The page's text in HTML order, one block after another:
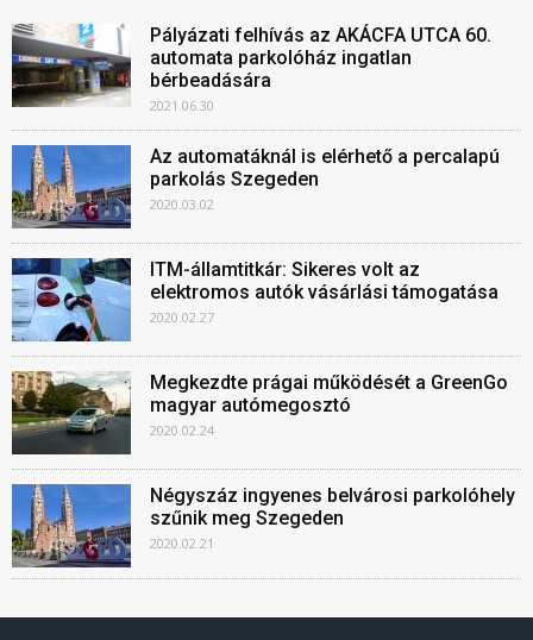
Pályázati felhívás az AKÁCFA UTCA 60.
automata parkolóház ingatlan
bérbeadására
2021.06.30
Az automatáknál is elérhető a percalapú
parkolás Szegeden
2020.03.02
ITM-államtitkár: Sikeres volt az
elektromos autók vásárlási támogatása
2020.02.27
Megkezdte prágai működését a GreenGo
magyar autómegosztó
2020.02.24
Négyszáz ingyenes belvárosi parkolóhely
szűnik meg Szegeden
2020.02.21